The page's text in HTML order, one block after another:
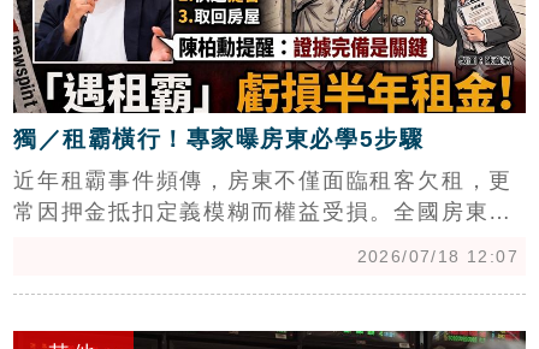
致未來出售房產時多繳冤枉稅，保障自身權益。
獨／租霸橫行！專家曝房東必學5步驟
近年租霸事件頻傳，房東不僅面臨租客欠租，更
常因押金抵扣定義模糊而權益受損。全國房東總
金不可抵扣租金」，並要求租金應以轉帳支付以
2026/07/18 12:07